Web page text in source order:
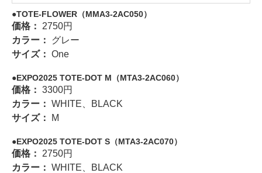
TOTE-FLOWER（MMA3-2AC050）
価格： 2750円
カラー： グレー
サイズ： One
EXPO2025 TOTE-DOT M（MTA3-2AC060）
価格： 3300円
カラー： WHITE、BLACK
サイズ：
M
EXPO2025 TOTE-DOT S（MTA3-2AC070）
価格： 2750円
カラー： WHITE、BLACK